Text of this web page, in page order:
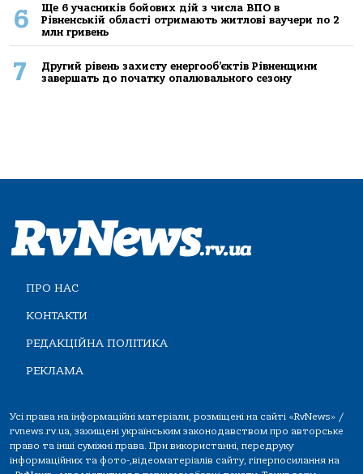
6
Ще 6 учасників бойових дій з числа ВПО в
Рівненській області отримають житлові ваучери по 2
млн гривень
7
Другий рівень захисту енергооб’єктів Рівненщини
завершать до початку опалювального сезону
ПРО НАС
КОНТАКТИ
РЕДАКЦІЙНА ПОЛІТИКА
РЕКЛАМА
Усі права на інформаційні матеріали, розміщені на сайті «RvNews» /
rvnews.rv.ua, захищені українським законодавством про авторське
право та інші суміжні права. При використанні, передруку
інформаційних та фото-,відеоматеріалів сайту, гіперпосилання на